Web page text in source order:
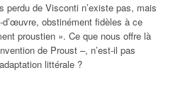
perdu de Visconti n’existe pas, mais
obstinément fidèles à ce
proustien ». Ce que nous offre là
de Proust –, n’est-il pas
littérale ?